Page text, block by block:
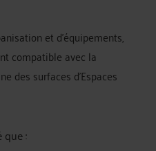
et d’équipements,
compatible avec la
des surfaces d’Espaces
: